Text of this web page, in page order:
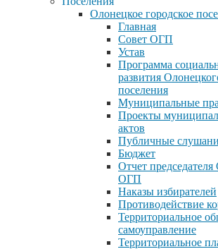
Олонецкое городское
Главная
Совет ОГП
Устав
Программа
развития
поселения
Муниципальные
Проекты
актов
Публичные
Бюджет
Отчет
ОГП
Наказы избирателей
Противодействие
Территориальное
самоуправление
Территориальное